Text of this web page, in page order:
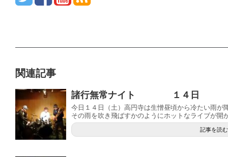
関連記事
諸行無常ナイト １４日
今日１４日（土）高円寺は生憎昼頃から冷たい雨
その雨を吹き飛ばすかのようにホットなライブが開
記事を読む